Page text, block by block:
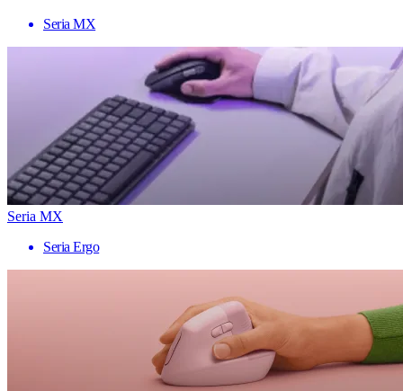
Seria MX
Seria MX
Seria Ergo